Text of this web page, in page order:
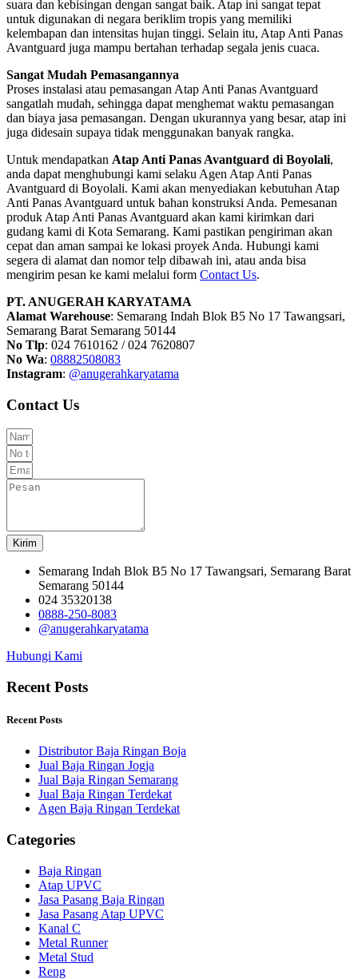
suara dan kebisingan dengan sangat baik. Atap ini sangat tepat
untuk digunakan di negara beriklim tropis yang memiliki
kelembapan dan intensitas hujan tinggi. Selain itu, Atap Anti Panas
Avantguard juga mampu bertahan terhadap segala jenis cuaca.
Sangat Mudah Pemasangannya
Proses instalasi atau pemasangan Atap Anti Panas Avantguard
sangatlah mudah, sehingga dapat menghemat waktu pemasangan
dan biaya jasa pemasangan. Dengan ukurannya yang besar, atap ini
juga didesain supaya tidak menggunakan banyak rangka.
Untuk mendapatkan Atap Anti Panas Avantguard di Boyolali,
anda dapat menghubungi kami selaku Agen Atap Anti Panas
Avantguard di Boyolali. Kami akan menyediakan kebutuhan Atap
Anti Panas Avantguard untuk bahan konstruksi Anda. Pemesanan
produk Atap Anti Panas Avantguard akan kami kirimkan dari
gudang kami di Kota Semarang. Kami pastikan pengiriman akan
cepat dan aman sampai ke lokasi proyek Anda. Hubungi kami
segera di alamat dan nomor telp dibawah ini, atau anda bisa
mengirim pesan ke kami melalui form Contact Us.
PT. ANUGERAH KARYATAMA
Alamat Warehouse: Semarang Indah Blok B5 No 17 Tawangsari,
Semarang Barat Semarang 50144
No Tlp: 024 7610162 / 024 7620807
No Wa: 08882508083
Instagram: @anugerahkaryatama
Contact Us
Kirim
Semarang Indah Blok B5 No 17 Tawangsari, Semarang Barat
Semarang 50144
024 35320138
0888-250-8083
@anugerahkaryatama
Hubungi Kami
Recent Posts
Recent Posts
Distributor Baja Ringan Boja
Jual Baja Ringan Jogja
Jual Baja Ringan Semarang
Jual Baja Ringan Terdekat
Agen Baja Ringan Terdekat
Categories
Baja Ringan
Atap UPVC
Jasa Pasang Baja Ringan
Jasa Pasang Atap UPVC
Kanal C
Metal Runner
Metal Stud
Reng